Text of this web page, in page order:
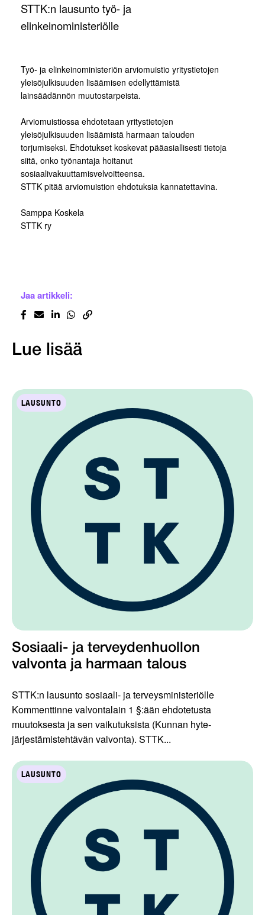
STTK:n lausunto työ- ja
elinkeinoministeriölle
Työ- ja elinkeinoministeriön arviomuistio yritystietojen
yleisöjulkisuuden lisäämisen edellyttämistä
lainsäädännön muutostarpeista.
Arviomuistiossa ehdotetaan yritystietojen
yleisöjulkisuuden lisäämistä harmaan talouden
torjumiseksi. Ehdotukset koskevat pääasiallisesti tietoja
siitä, onko työnantaja hoitanut
sosiaalivakuuttamisvelvoitteensa.
STTK pitää arviomuistion ehdotuksia kannatettavina.
Samppa Koskela
STTK ry
Jaa artikkeli:
Lue lisää
LAUSUNTO
Sosiaali- ja terveydenhuollon
valvonta ja harmaan talous
STTK:n lausunto sosiaali- ja terveysministeriölle
Kommenttinne valvontalain 1 §:ään ehdotetusta
muutoksesta ja sen vaikutuksista (Kunnan hyte-
järjestämistehtävän valvonta). STTK...
LAUSUNTO